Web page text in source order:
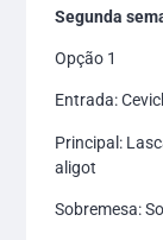
Segunda
Opção 1
Entrada:
Principal:
aligot
Sobremesa: